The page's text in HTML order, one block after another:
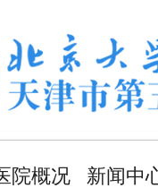
院概况 新闻中